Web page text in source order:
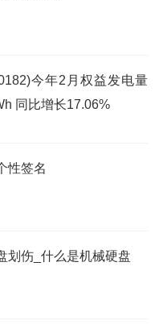
今年2月权益发电量
同比增长17.06%
性签名
划伤_什么是机械硬盘